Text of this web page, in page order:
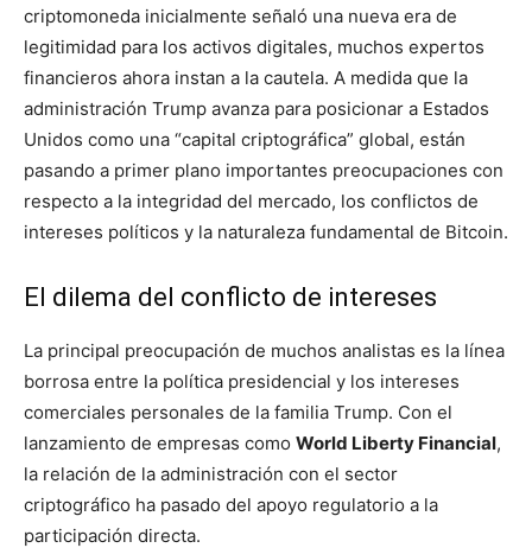
criptomoneda inicialmente señaló una nueva era de
legitimidad para los activos digitales, muchos expertos
financieros ahora instan a la cautela. A medida que la
administración Trump avanza para posicionar a Estados
Unidos como una “capital criptográfica” global, están
pasando a primer plano importantes preocupaciones con
respecto a la integridad del mercado, los conflictos de
intereses políticos y la naturaleza fundamental de Bitcoin.
El dilema del conflicto de intereses
La principal preocupación de muchos analistas es la línea
borrosa entre la política presidencial y los intereses
comerciales personales de la familia Trump. Con el
lanzamiento de empresas como World Liberty Financial,
la relación de la administración con el sector
criptográfico ha pasado del apoyo regulatorio a la
participación directa.